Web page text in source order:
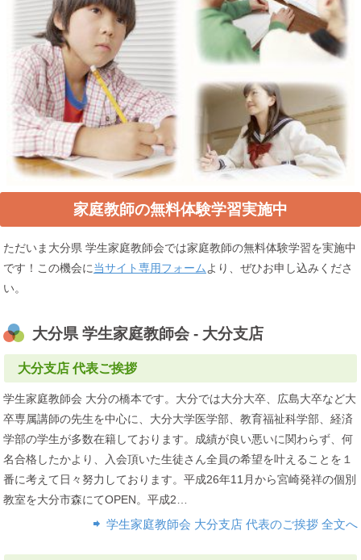
家庭教師の無料体験学習実施中
ただいま大分県 学生家庭教師会では家庭教師の無料体験学習を実施中
です！この機会に当サイト専用フォーム より、ぜひお申し込みくださ
い。
大分県 学生家庭教師会 - 大分支店
大分支店 代表ご挨拶
学生家庭教師会 大分の橋本です。大分では大分大卒、広島大卒など大
卒専属講師の先生を中心に、大分大学医学部、教育福祉科学部、経済
学部の学生が多数在籍しております。成績が良い悪いに関わらず、何
名合格したかより、入会頂いた生徒さん全員の希望を叶えることを１
番に考えて日々努力しております。平成26年11月から宮崎発祥の個別
教室を大分市森にてOPEN。平成2…
学生家庭教師会 大分支店 代表のご挨拶 全文へ